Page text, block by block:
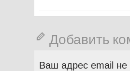
Добавить
Ваш адрес email не